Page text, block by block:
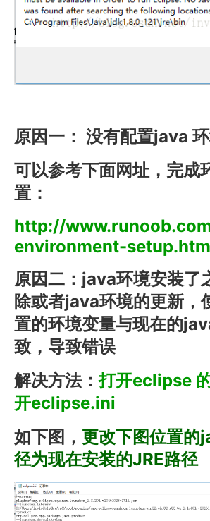
原因一： 没有配置java
可以参考下面网址，完成
置：
http://
environment-
原因二：java环境安装了
除或者java环境的更新
置的环境变量与现在的
致，导致错误
解决方法：打开eclipse
开eclipse.ini
如下图， 更改下图位置的
径为现在安装的JRE路径